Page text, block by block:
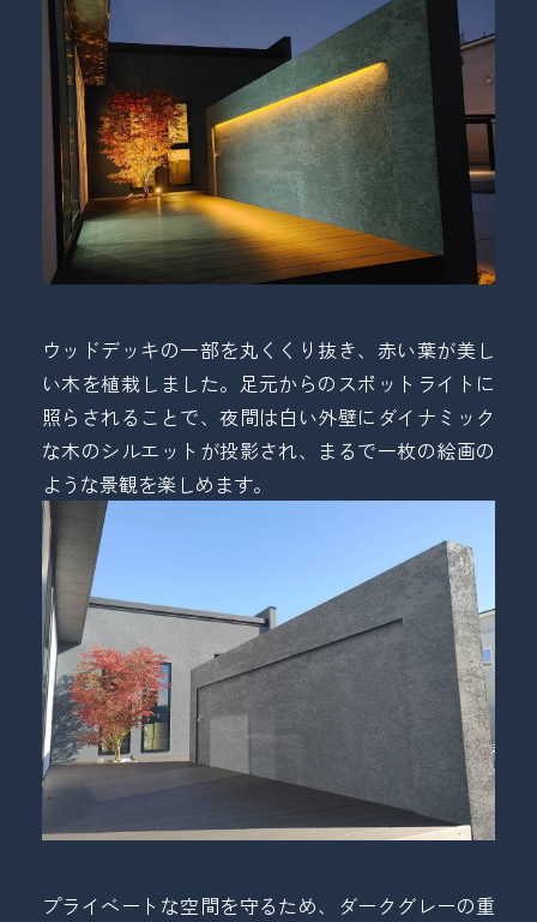
トップページ
ゼン工業について
お家まわりのアイデア手帖
工事の流れ
お問い合わせ
ウッドデッキの一部を丸くくり抜き、赤い葉が美し
い木を植栽しました。足元からのスポットライトに
照らされることで、夜間は白い外壁にダイナミック
な木のシルエットが投影され、まるで一枚の絵画の
ような景観を楽しめます。
プライベートな空間を守るため、ダークグレーの重